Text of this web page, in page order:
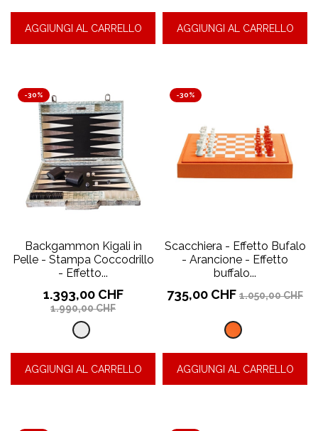
AGGIUNGI AL CARRELLO
in
denim
AGGIUNGI AL CARRELLO
-30%
Backgammon Kigali in
Pelle - Stampa Coccodrillo
- Effetto...
Prezzo
1.393,00 CHFPrezzo
1.990,00 CHF
Effetto
alligatore
-
AGGIUNGI AL CARRELLO
-30%
Scacchiera - Effetto Bufalo
- Arancione - Effetto
buffalo...
Prezzo
735,00 CHFPrezzo
1.050,00 CHF
Effetto
buffalo
-
AGGIUNGI AL CARRELLO